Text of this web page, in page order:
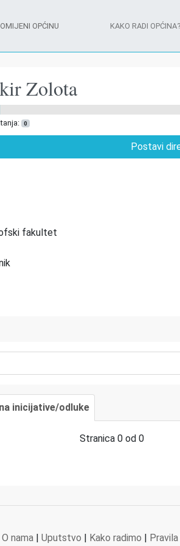
OPĆINU KAKO RADI OPĆINA?
Zolota
0
Postavi
fakultet
inicijative/odluke
Stranica 0 od 0
O nama Uputstvo Kako radimo